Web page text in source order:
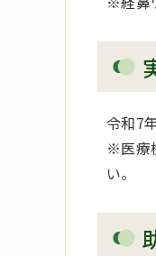
令和7
※医療
い。